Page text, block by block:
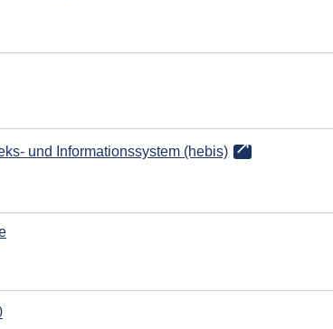
und Informationssystem (hebis)